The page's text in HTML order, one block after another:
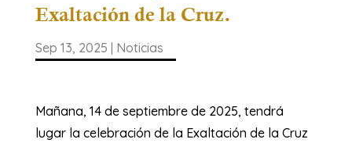
Exaltación de la Cruz.
Sep 13, 2025 Noticias
Mañana, 14 de septiembre de 2025, tendrá
lugar la celebración de la Exaltación de la Cruz